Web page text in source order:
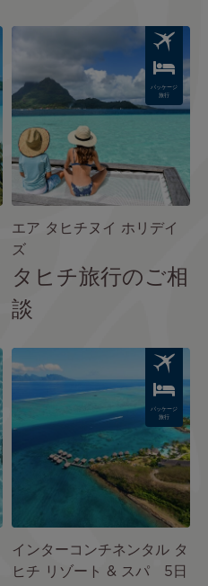
パッケージ
旅行
エア タヒチヌイ ホリデイ
ズ
タヒチ旅行のご相
談
パッケージ
旅行
インターコンチネンタル タ
ヒチ リゾート & スパ 5日